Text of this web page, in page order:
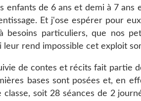
enfants de 6 ans et demi à 7
Et j'ose espérer pour
besoins particuliers, que nos
leur rend impossible cet exploit
de contes et récits fait partie
bases sont posées et, en
classe, soit 28 séances de 2